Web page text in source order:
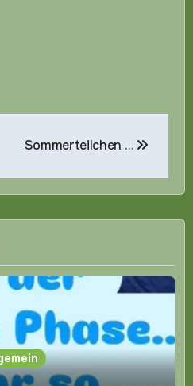
Sommerteilchen …